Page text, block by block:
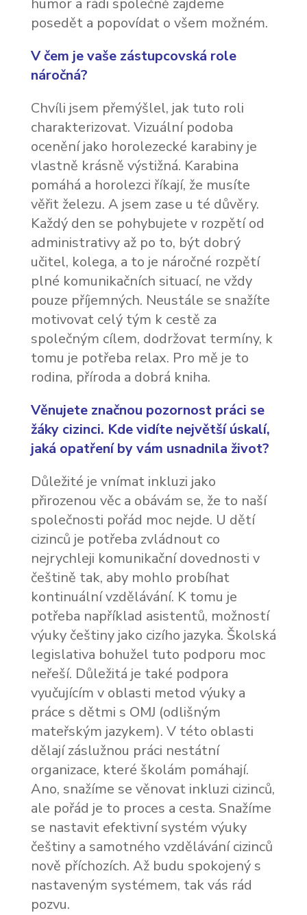
humor a rádi společně zajdeme
posedět a popovídat o všem možném.
V čem je vaše zástupcovská role
náročná?
Chvíli jsem přemýšlel, jak tuto roli
charakterizovat. Vizuální podoba
ocenění jako horolezecké karabiny je
vlastně krásně výstižná. Karabina
pomáhá a horolezci říkají, že musíte
věřit železu. A jsem zase u té důvěry.
Každý den se pohybujete v rozpětí od
administrativy až po to, být dobrý
učitel, kolega, a to je náročné rozpětí
plné komunikačních situací, ne vždy
pouze příjemných. Neustále se snažíte
motivovat celý tým k cestě za
společným cílem, dodržovat termíny, k
tomu je potřeba relax. Pro mě je to
rodina, příroda a dobrá kniha.
Věnujete značnou pozornost práci se
žáky cizinci. Kde vidíte největší úskalí,
jaká opatření by vám usnadnila život?
Důležité je vnímat inkluzi jako
přirozenou věc a obávám se, že to naší
společnosti pořád moc nejde. U dětí
cizinců je potřeba zvládnout co
nejrychleji komunikační dovednosti v
češtině tak, aby mohlo probíhat
kontinuální vzdělávání. K tomu je
potřeba například asistentů, možností
výuky češtiny jako cizího jazyka. Školská
legislativa bohužel tuto podporu moc
neřeší. Důležitá je také podpora
vyučujícím v oblasti metod výuky a
práce s dětmi s OMJ (odlišným
mateřským jazykem). V této oblasti
dělají záslužnou práci nestátní
organizace, které školám pomáhají.
Ano, snažíme se věnovat inkluzi cizinců,
ale pořád je to proces a cesta. Snažíme
se nastavit efektivní systém výuky
češtiny a samotného vzdělávání cizinců
nově příchozích. Až budu spokojený s
nastaveným systémem, tak vás rád
pozvu.